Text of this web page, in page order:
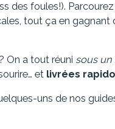
des foules!).
tout ça en gagnant
On a tout réuni sous
et livrées rapido
uns de nos